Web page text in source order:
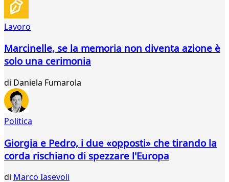
Lavoro
Marcinelle, se la memoria non diventa azione è
solo una cerimonia
di Daniela Fumarola
Politica
Giorgia e Pedro, i due «opposti» che tirando la
corda rischiano di spezzare l'Europa
di Marco Iasevoli